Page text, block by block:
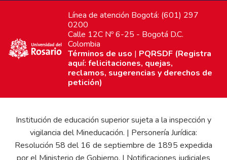
Línea de atención Bogotá: (601) 297
0200
Calle 12C Nº 6-25 - Bogotá D.C.
Colombia
Términos de uso | PQRSDF (Registra
aquí: felicitaciones, quejas,
reclamos, sugerencias y derechos de
petición)
Institución de educación superior sujeta a la inspección y
vigilancia del Mineducación. | Personería Jurídica:
Resolución 58 del 16 de septiembre de 1895 expedida
por el Ministerio de Gobierno. | Notificaciones judiciales